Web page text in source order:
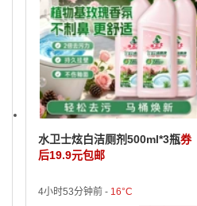
水卫士炫白洁厕剂500ml*3瓶券
后19.9元包邮
4小时53分钟前 - 16°C